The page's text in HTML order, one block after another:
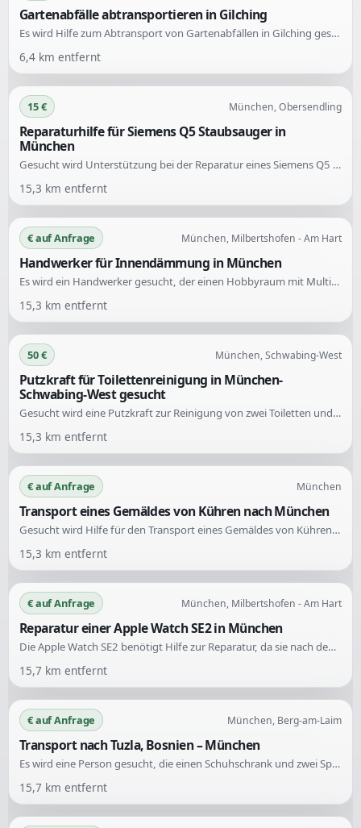
Gartenabfälle abtransportieren in Gilching
Es wird Hilfe zum Abtransport von Gartenabfällen in Gilching gesucht. Die Aufgabe umfasst das Wegfahren von Abfällen, die im Garten angefallen sind.
6,4 km entfernt
15 € München, Obersendling
Reparaturhilfe für Siemens Q5 Staubsauger in
München
Gesucht wird Unterstützung bei der Reparatur eines Siemens Q5 Staubsaugers. Das Gerät lässt sich nicht mehr einschalten und es besteht Unsicherheit über die genaue Ursache der Störung.
15,3 km entfernt
€ auf Anfrage München, Milbertshofen - Am Hart
Handwerker für Innendämmung in München
Es wird ein Handwerker gesucht, der einen Hobbyraum mit Multipor Dämmplatten dämmen und verputzen kann.
15,3 km entfernt
50 € München, Schwabing-West
Putzkraft für Toilettenreinigung in München-
Schwabing-West gesucht
Gesucht wird eine Putzkraft zur Reinigung von zwei Toiletten und des Fußbodens. Die Arbeiten sollen am Sonntag, den 02.08., zwischen 15 und 17 Uhr stattfinden.
15,3 km entfernt
€ auf Anfrage München
Transport eines Gemäldes von Kühren nach München
Gesucht wird Hilfe für den Transport eines Gemäldes von Kühren nach München. Die Aufgabe umfasst das Mitnehmen und Befördern des Kunstwerks.
15,3 km entfernt
€ auf Anfrage München, Milbertshofen - Am Hart
Reparatur einer Apple Watch SE2 in München
Die Apple Watch SE2 benötigt Hilfe zur Reparatur, da sie nach dem Schwimmen nicht mehr funktioniert. Trotz Trocknung und Batteriewechsel zeigt sie weiterhin keinen Betrieb an.
15,7 km entfernt
€ auf Anfrage München, Berg-am-Laim
Transport nach Tuzla, Bosnien – München
Es wird eine Person gesucht, die einen Schuhschrank und zwei Spiegel nach Tuzla in Bosnien transportieren kann. Die Abholung erfolgt in München, Berg-am-Laim.
15,7 km entfernt